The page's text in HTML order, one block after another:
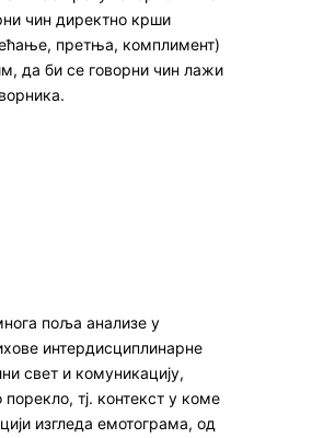
чин директно крши
претња, комплимент)
да би се говорни чин лажи
поља анализе у
интердисциплинарне
свет и комуникацију,
тј. контекст у коме
изгледа емотограма, од